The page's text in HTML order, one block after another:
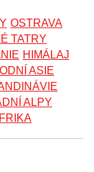
OSTRAVA
TATRY
HIMÁLAJ
ASIE
ALPY